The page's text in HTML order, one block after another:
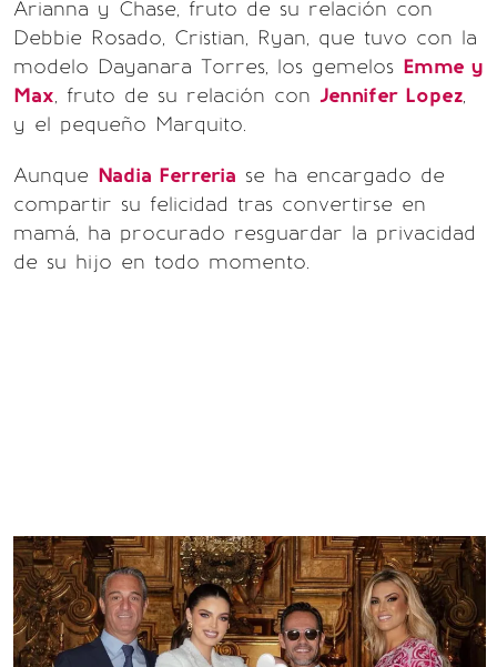
Arianna y Chase, fruto de su relación con
Debbie Rosado, Cristian, Ryan, que tuvo con la
modelo Dayanara Torres, los gemelos Emme y
Max, fruto de su relación con Jennifer Lopez,
y el pequeño Marquito.
Aunque Nadia Ferreria se ha encargado de
compartir su felicidad tras convertirse en
mamá, ha procurado resguardar la privacidad
de su hijo en todo momento.